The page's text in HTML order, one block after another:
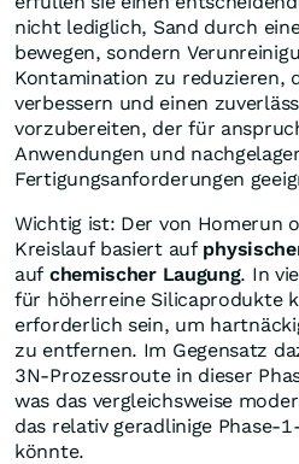
nicht lediglich, Sand durch
bewegen, sondern
Kontamination zu reduzieren,
verbessern und einen
vorzubereiten, der für
Anwendungen und
Fertigungsanforderungen
Wichtig ist: Der von Homerun
Kreislauf basiert auf
auf chemischer Laugung. In
für höherreine Silicaprodukte
erforderlich sein, um
zu entfernen. Im Gegensatz
3N-Prozessroute in dieser
was das vergleichsweise
das relativ geradlinige Phase-
könnte.